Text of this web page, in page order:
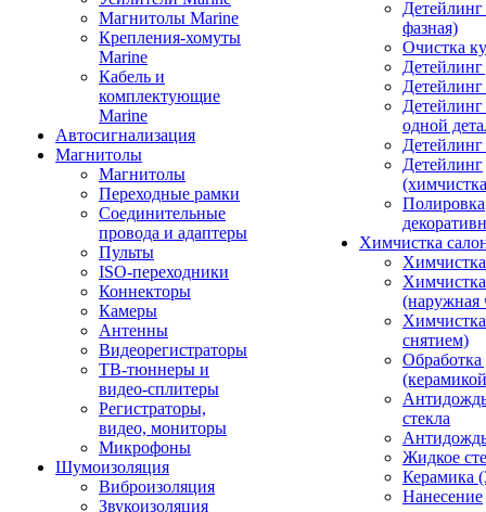
Магнитолы Marine
Крепления-хомуты
Marine
Кабель и
комплектующие
Marine
Автосигнализация
Магнитолы
Магнитолы
Переходные рамки
Соединительные
провода и адаптеры
Пульты
ISO-переходники
Коннекторы
Камеры
Антенны
Видеорегистраторы
ТВ-тюннеры и
видео-сплитеры
Регистраторы,
видео, мониторы
Микрофоны
Шумоизоляция
Виброизоляция
Звукоизоляция
фазная)
Очистка
Детейлинг
одной
Детейлинг
Полировка
Химчистка
(наружная
снятием)
Обработка
стекла
Жидкое
Керамика
Нанесение